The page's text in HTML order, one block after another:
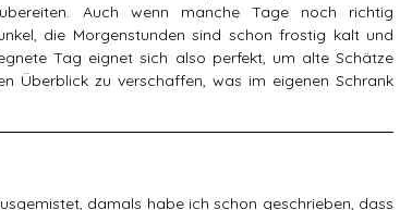
Auch wenn manche Tage noch richtig
die Morgenstunden sind schon frostig kalt und
Tag eignet sich also perfekt, um alte Schätze
Überblick zu verschaffen, was im eigenen Schrank
damals habe ich schon geschrieben, dass